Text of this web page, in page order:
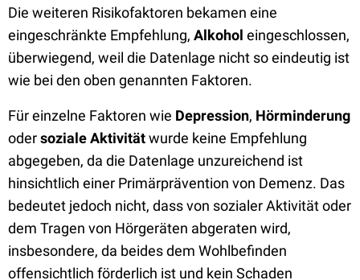
Die weiteren Risikofaktoren bekamen eine
eingeschränkte Empfehlung, Alkohol eingeschlossen,
überwiegend, weil die Datenlage nicht so eindeutig ist
wie bei den oben genannten Faktoren.
Für einzelne Faktoren wie Depression, Hörminderung
odersoziale Aktivitätwurde keine Empfehlung
abgegeben, da die Datenlage unzureichend ist
hinsichtlich einer Primärprävention von Demenz. Das
bedeutet jedoch nicht, dass von sozialer Aktivität oder
dem Tragen von Hörgeräten abgeraten wird,
insbesondere, da beides dem Wohlbefinden
offensichtlich förderlich ist und kein Schaden